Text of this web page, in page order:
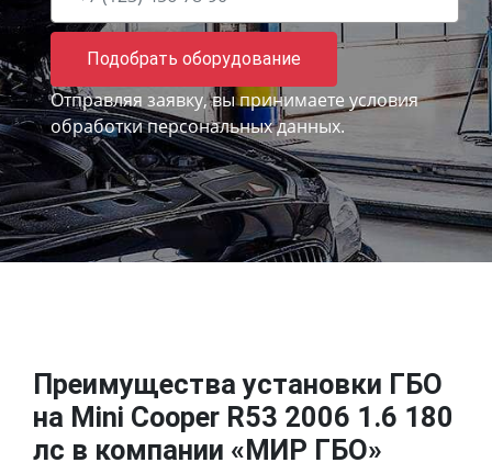
Подобрать оборудование
Отправляя заявку, вы принимаете условия
обработки персональных данных.
Преимущества установки ГБО
на Mini Cooper R53 2006 1.6 180
лс в компании «МИР ГБО»